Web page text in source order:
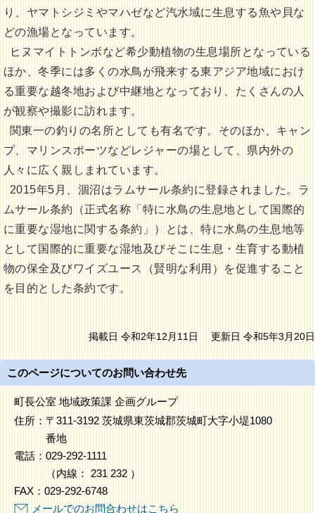
り、ヤマトシジミやマハゼなど汽水域に生息する魚や貝な
どの漁場となっています。
ヒヌマイトトンボなど希少動植物の生息場所となっている
ほか、冬季には多くの水鳥が飛来する東アジア地域におけ
る重要な越冬地および中継地となっており、たくさんの人
が観察や撮影に訪れます。
関東一の釣りの名所としても有名です。そのほか、キャン
プ、マリンスポーツなどレジャーの場として、県内外の
人々に広く親しまれています。
2015年5月、涸沼はラムサール条約に登録されました。ラ
ムサール条約（正式名称「特に水鳥の生息地として国際的
に重要な湿地に関する条約」）とは、特に水鳥の生息地等
として国際的に重要な湿地及びそこに生息・生育する動植
物の保全及びワイズユース（賢明な利用）を促進すること
を目的とした条約です。
掲載日 令和2年12月11日 更新日 令和5年3月20日
このページについてのお問い合わせ先
町長公室 地域政策課 企画グループ
住所： 〒311-3192 茨城県東茨城郡茨城町大字小堤1080
番地
電話： 029-292-1111
（内線 ： 231 232 ）
FAX： 029-292-6748
メールでのお問合わせはこちら